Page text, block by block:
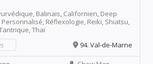
Balinais, Californien, Deep
Personnalisé, Réflexologie, Reiki, Shiatsu,
Thaï
94. Val-de-Marne